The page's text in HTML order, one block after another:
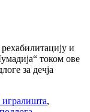
и
током ове
за дечја
игралишта,